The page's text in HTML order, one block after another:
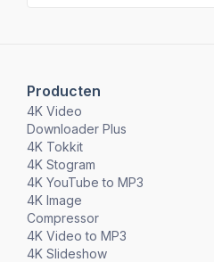
Producten
4K Video
Downloader Plus
4K Tokkit
4K Stogram
4K YouTube to MP3
4K Image
Compressor
4K Video to MP3
4K Slideshow